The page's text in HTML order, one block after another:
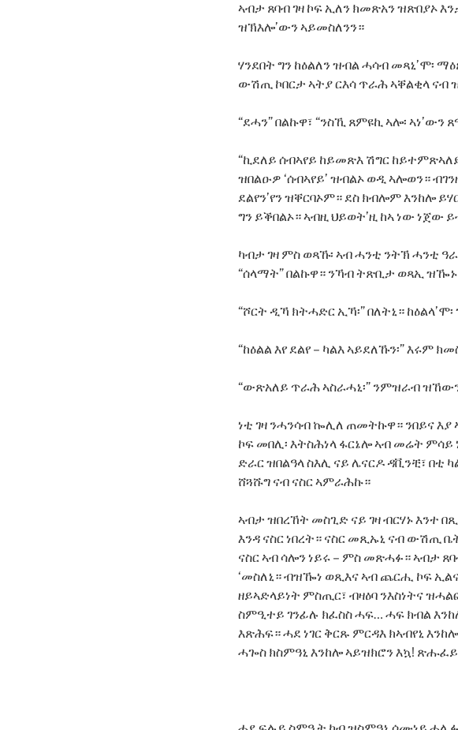
ኣብታ ጸባብ ገዛ ኮፍ ኢለን ክመጽአን ዝጽበያኦ
ዝኽእሎ’ውን ኣይመስለንን።
ሃንደበት ግን ከዕልለን ዝብል ሓሳብ መጻኒ’ሞ፡
ውሽጢ ኮበርታ ኣትያ ርእሳ ጥራሕ ኣቐልቂላ ናብ
“ደሓን” በልኩዋ፣ “ንስኺ ጸምዩኪ ኣሎ፡ ኣነ’ውን
“ኪደለይ ሰብኣየይ ከይመጽእ ሽግር
ዝበልዑዎ ‘ሰብኣየይ’ ዝብልኦ ወዲ ኣሎወን።
ደልየን’የን ዝቐርባኦም። ደስ ክብሎም እንከሎ
ግን ይቕበልኦ። ኣብዚ ህይወት’ዚ ከኣ ነው ነጀው
ካብታ ገዛ ምስ ወጻኹ፡ ኣብ ሓንቲ ንትኽ ሓንቲ
“ሰላማት” በልኩዋ። ንኻብ ትጽቢታ ወጻኢ ዝዀኑ
“ሾርት ዲኻ ክትሓድር ኢኻ፡” በለትኒ።
“ከዕልል እየ ደልየ – ካልእ ኣይደለኹን፡”
“ውጽአለይ ጥራሕ ኣስራሓኒ፡” ንምዝራብ
ነቲ ገዛ ንሓንሳብ ኰሊለ ጠመትኩዋ። ንበይና እያ
ኮፍ መበሊ፡ እትስሕነላ ፋርኔሎ ኣብ መሬት
ድራር ዝበልዓላ ስእሊ ናይ ሌናርዶ ዳቪንቺ፣ በቲ
ሸጓሹግ ናብ ናስር ኣምራሕኩ።
ኣብታ ዝበረኸት መስጊድ ናይ ገዛ ብርሃኑ እንተ
እንዳ ናስር ነበረት። ናስር መጺኡኒ ናብ ውሽጢ
ናስር ኣብ ሳሎን ነይሩ – ምስ መጽሓፉ። ኣብታ
‘መስለኒ። ብዝዀነ ወጺእና ኣብ ጨርሒ ኮፍ ኢልና
ዘይኣድላይነት ምስጢር፣ ብዛዕባ ንእስነትና
ስምዒተይ ገንፊሉ ክፈስስ ሓፍ… ሓፍ ክብል
እጽሕፍ። ሓደ ነገር ቅርጹ ምርዳእ ክኣብየኒ
ሓጐስ ክስምዓኒ እንከሎ ኣይዝክሮን እኳ! ጽሑፈይ